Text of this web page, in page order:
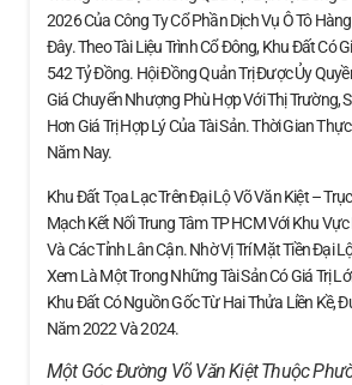
2026 Của Công Ty Cổ Phần Dịch Vụ Ô Tô
Đây. Theo Tài Liệu Trình Cổ Đông, Khu Đất Có
542 Tỷ Đồng. Hội Đồng Quản Trị Được Ủy
Giá Chuyển Nhượng Phù Hợp Với Thị Trường,
Hơn Giá Trị Hợp Lý Của Tài Sản. Thời Gian
Năm Nay.
Khu Đất Tọa Lạc Trên Đại Lộ Võ Văn Kiệt –
Mạch Kết Nối Trung Tâm TP HCM Với Khu
Và Các Tỉnh Lân Cận. Nhờ Vị Trí Mặt Tiền Đại
Xem Là Một Trong Những Tài Sản Có Giá Trị
Khu Đất Có Nguồn Gốc Từ Hai Thửa Liền Kề,
Năm 2022 Và 2024.
Một Góc Đường Võ Văn Kiệt Thuộc